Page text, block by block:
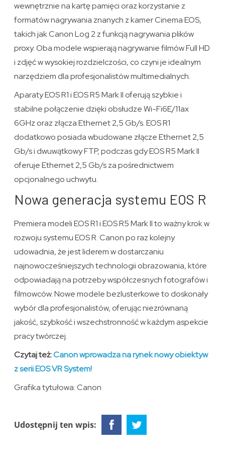
wewnętrznie na kartę pamięci oraz korzystanie z
formatów nagrywania znanych z kamer Cinema EOS,
takich jak Canon Log 2 z funkcją nagrywania plików
proxy. Oba modele wspierają nagrywanie filmów Full HD
i zdjęć w wysokiej rozdzielczości, co czyni je idealnym
narzędziem dla profesjonalistów multimedialnych.
Aparaty EOS R1 i EOS R5 Mark II oferują szybkie i
stabilne połączenie dzięki obsłudze Wi-Fi6E/11ax
6GHz oraz złącza Ethernet 2,5 Gb/s. EOS R1
dodatkowo posiada wbudowane złącze Ethernet 2,5
Gb/s i dwuwątkowy FTP, podczas gdy EOS R5 Mark II
oferuje Ethernet 2,5 Gb/s za pośrednictwem
opcjonalnego uchwytu.
Nowa generacja systemu EOS R
Premiera modeli EOS R1 i EOS R5 Mark II to ważny krok w
rozwoju systemu EOS R. Canon po raz kolejny
udowadnia, że jest liderem w dostarczaniu
najnowocześniejszych technologii obrazowania, które
odpowiadają na potrzeby współczesnych fotografów i
filmowców. Nowe modele bezlusterkowe to doskonały
wybór dla profesjonalistów, oferując niezrównaną
jakość, szybkość i wszechstronność w każdym aspekcie
pracy twórczej.
Czytaj też:Canon wprowadza na rynek nowy obiektyw
z serii EOS VR System!
Grafika tytułowa: Canon
Udostępnij ten wpis: